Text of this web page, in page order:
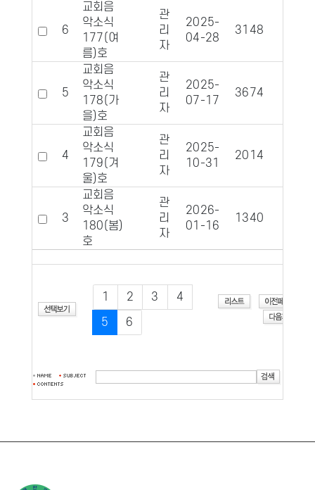
6
교회음
악소식
177(여
름)호
관
리
자
2025-
04-28
3148
5
교회음
악소식
178(가
을)호
관
리
자
2025-
07-17
3674
4
교회음
악소식
179(겨
울)호
관
리
자
2025-
10-31
2014
3
교회음
악소식
180(봄)
호
관
리
자
2026-
01-16
1340
1 2 3
4
5
6